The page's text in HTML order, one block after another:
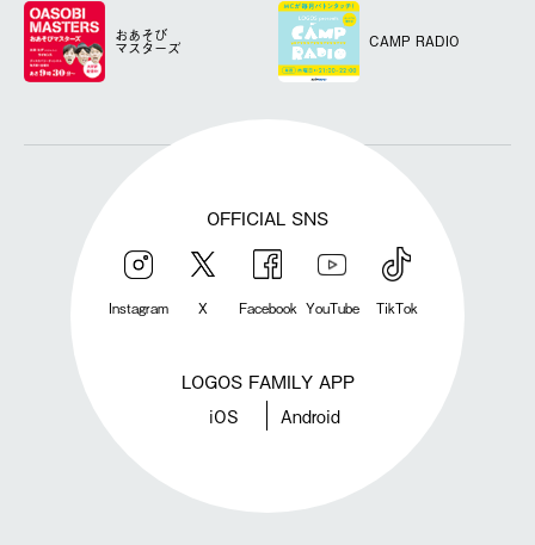
おあそび
マスターズ CAMP RADIO
OFFICIAL SNS
Instagram X Facebook YouTube TikTok
LOGOS FAMILY APP
iOS Android